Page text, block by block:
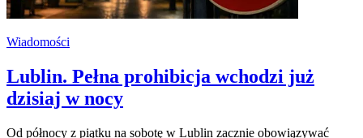
Wiadomości
Lublin. Pełna prohibicja wchodzi już
dzisiaj w nocy
Od północy z piątku na sobotę w Lublin zacznie obowiązywać